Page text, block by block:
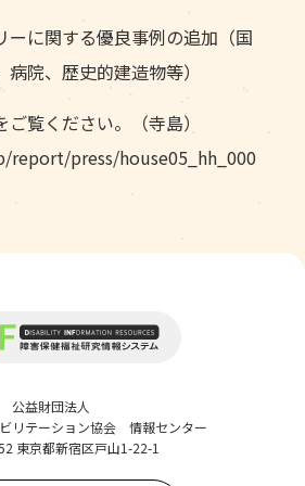
ーに関する優良事例の追加（国
院、歴史的建造物等）
覧ください。（寺島）
press/house05_hh_000
公益財団法人
リテーション協会 情報センター
東京都新宿区戸山1-22-1